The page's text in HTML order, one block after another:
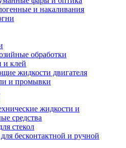
и накаливания
обработки
и клей
жидкости двигателя
и промывки
жидкости и
средства
стекол
бесконтактной и ручной